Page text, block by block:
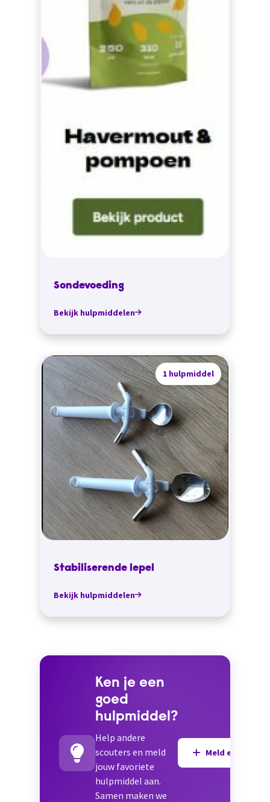
Sondevoeding
Bekijk hulpmiddelen
1 hulpmiddel
Stabiliserende lepel
Bekijk hulpmiddelen
Ken je een
goed
hulpmiddel?
Help andere
scouters en meld
jouw favoriete
hulpmiddel aan.
Samen maken we
Meld een